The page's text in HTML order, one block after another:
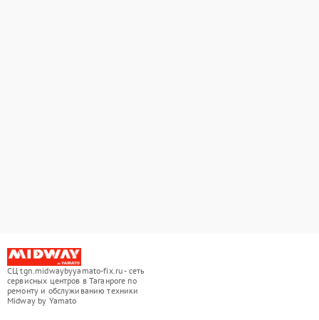
СЦ tgn.midwaybyyamato-fix.ru - сеть
сервисных центров в Таганроге по
ремонту и обслуживанию техники
Midway by Yamato